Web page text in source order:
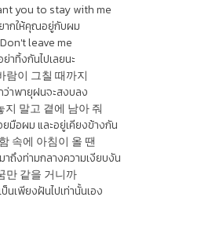
you to stay with me
ากให้คุณอยู่กับผม
Don't leave me
ย่าทิ้งกันไปเลยนะ
람이 그칠 때까지
ว่าพายุฝนจะสงบลง
지 말고 곁에 남아 줘
มือผม และอยู่เคียงข้างกัน
속에 아침이 올 땐
าถึงท่ามกลางความเงียบงัน
만 같을 거니까
นเพียงฝันไปเท่านั้นเอง